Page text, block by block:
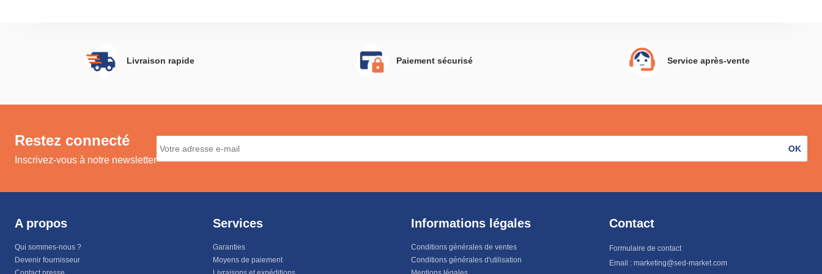
Livraison rapide Paiement sécurisé Service après-vente
Restez connecté
Inscrivez-vous à notre newsletter
OK
A propos
Qui sommes-nous ?
Devenir fournisseur
Services
Garanties
Moyens de paiement
Informations légales
Conditions générales de ventes
Conditions générales d'utilisation
Contact
Formulaire de contact
Email : marketing@sed-market.com